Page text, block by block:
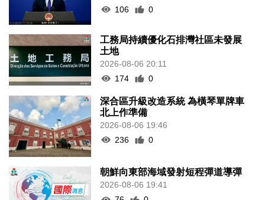
106
0
工務局持續優化石排灣社區未發展
土地
2026-08-06 20:11
174
0
深合區升級改造系統 為橫琴單牌車
北上作準備
2026-08-06 19:46
236
0
朝鮮向東部海域發射短程彈道導彈
2026-08-06 19:41